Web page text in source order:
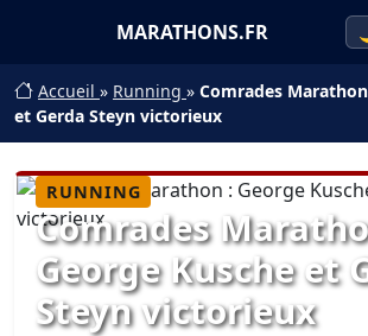
MARATHONS.FR
Accueil » Running » Comrades
et Gerda Steyn victorieux
RUNNING
Comrades
George Kusche et
Steyn victorieux